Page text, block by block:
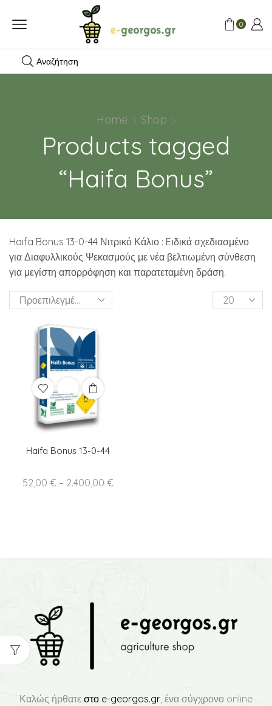
0
Αναζήτηση
Home Shop
Products tagged
“Haifa Bonus”
Haifa Bonus 13-0-44 Νιτρικό Κάλιο : Eιδικά σχεδιασμένο
για Διαφυλλικούς Ψεκασμούς με νέα βελτιωμένη σύνθεση
για μεγίστη απορρόφηση και παρατεταμένη δράση.
Products
per
Haifa Bonus 13-0-44
52,00 € – 2.400,00 €Price
Καλώς ήρθατε στο e-georgos.gr , ένα σύγχρονο online